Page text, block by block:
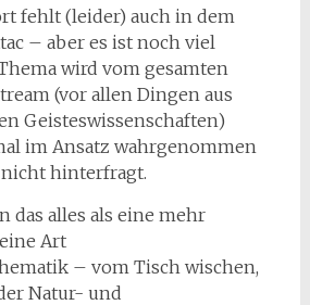
fehlt (leider) auch in dem
– aber es ist noch viel
wird vom gesamten
(vor allen Dingen aus
Geisteswissenschaften)
im Ansatz wahrgenommen
hinterfragt.
das alles als eine mehr
Art
– vom Tisch wischen,
Natur- und